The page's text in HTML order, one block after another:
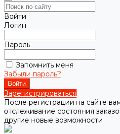
Войти
Логин
Пароль
Запомнить меня
Забыли пароль?
Зарегистрироваться
После регистрации на сайте
отслеживание состояния
другие новые возможности